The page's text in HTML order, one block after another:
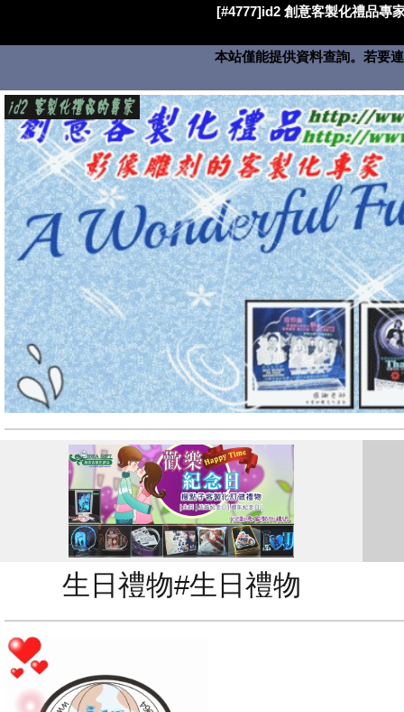
[#4777]id2 創意客製化禮品專
本站僅能提供資料查詢。若要
生日禮物#生日禮物